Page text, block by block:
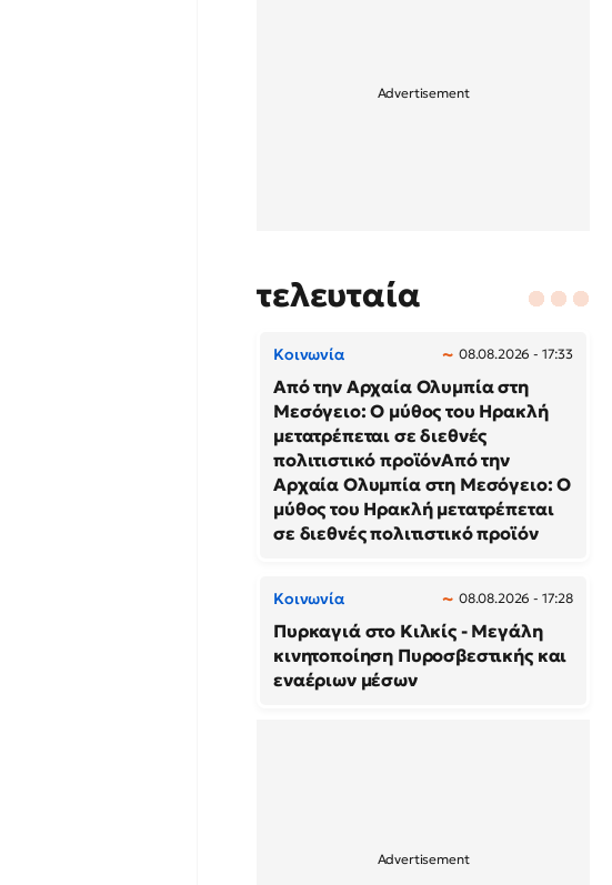
τελευταία
Κοινωνία 08.08.2026 - 17:33
Από την Αρχαία Ολυμπία στη
Μεσόγειο: Ο μύθος του Ηρακλή
μετατρέπεται σε διεθνές
πολιτιστικό προϊόνΑπό την
Αρχαία Ολυμπία στη Μεσόγειο: Ο
μύθος του Ηρακλή μετατρέπεται
σε διεθνές πολιτιστικό προϊόν
Κοινωνία 08.08.2026 - 17:28
Πυρκαγιά στο Κιλκίς - Μεγάλη
κινητοποίηση Πυροσβεστικής και
εναέριων μέσων